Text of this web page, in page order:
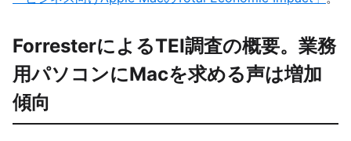
ForresterによるTEI調査の概要。業務
用パソコンにMacを求める声は増加
傾向